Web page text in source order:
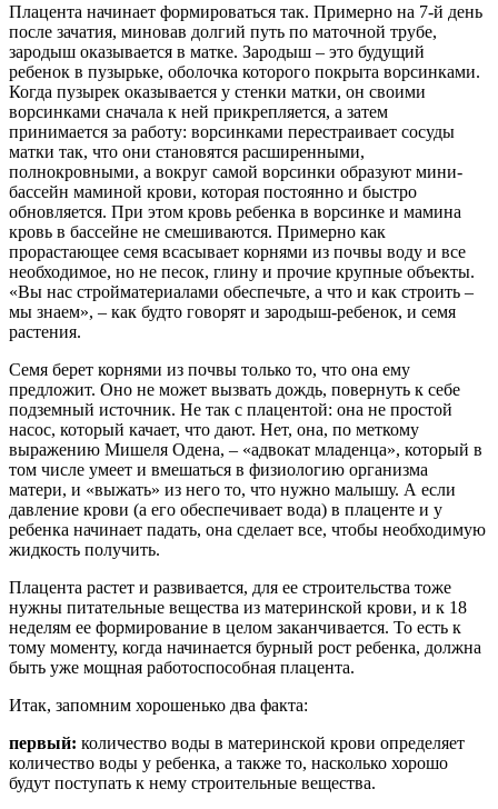
Плацента начинает формироваться так. Примерно на 7-й день
после зачатия, миновав долгий путь по маточной трубе,
зародыш оказывается в матке. Зародыш – это будущий
ребенок в пузырьке, оболочка которого покрыта ворсинками.
Когда пузырек оказывается у стенки матки, он своими
ворсинками сначала к ней прикрепляется, а затем
принимается за работу: ворсинками перестраивает сосуды
матки так, что они становятся расширенными,
полнокровными, а вокруг самой ворсинки образуют мини-
бассейн маминой крови, которая постоянно и быстро
обновляется. При этом кровь ребенка в ворсинке и мамина
кровь в бассейне не смешиваются. Примерно как
прорастающее семя всасывает корнями из почвы воду и все
необходимое, но не песок, глину и прочие крупные объекты.
«Вы нас стройматериалами обеспечьте, а что и как строить –
мы знаем», – как будто говорят и зародыш-ребенок, и семя
растения.
Семя берет корнями из почвы только то, что она ему
предложит. Оно не может вызвать дождь, повернуть к себе
подземный источник. Не так с плацентой: она не простой
насос, который качает, что дают. Нет, она, по меткому
выражению Мишеля Одена, – «адвокат младенца», который в
том числе умеет и вмешаться в физиологию организма
матери, и «выжать» из него то, что нужно малышу. А если
давление крови (а его обеспечивает вода) в плаценте и у
ребенка начинает падать, она сделает все, чтобы необходимую
жидкость получить.
Плацента растет и развивается, для ее строительства тоже
нужны питательные вещества из материнской крови, и к 18
неделям ее формирование в целом заканчивается. То есть к
тому моменту, когда начинается бурный рост ребенка, должна
быть уже мощная работоспособная плацента.
Итак, запомним хорошенько два факта:
первый: количество воды в материнской крови определяет
количество воды у ребенка, а также то, насколько хорошо
будут поступать к нему строительные вещества.